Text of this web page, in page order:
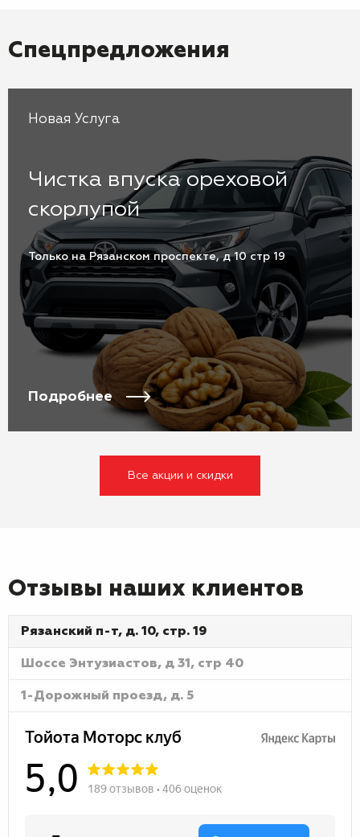
Спецпредложения
Новая Услуга
Чистка впуска ореховой
скорлупой
Только на Рязанском проспекте, д 10 стр 19
Подробнее
Все акции и скидки
Отзывы наших клиентов
Рязанский п-т, д. 10, стр. 19
Шоссе Энтузиастов, д 31, стр 40
1-Дорожный проезд, д. 5